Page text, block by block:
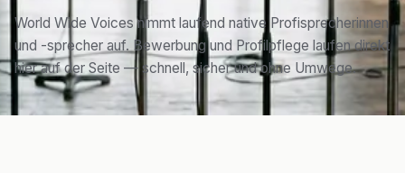
World Wide Voices nimmt laufend native Profisprecherinnen
und -sprecher auf. Bewerbung und Profilpflege laufen direkt
hier auf der Seite — schnell, sicher und ohne Umwege.